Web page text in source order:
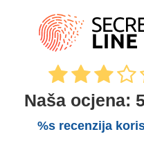
Naša ocjena:
%s recenzija